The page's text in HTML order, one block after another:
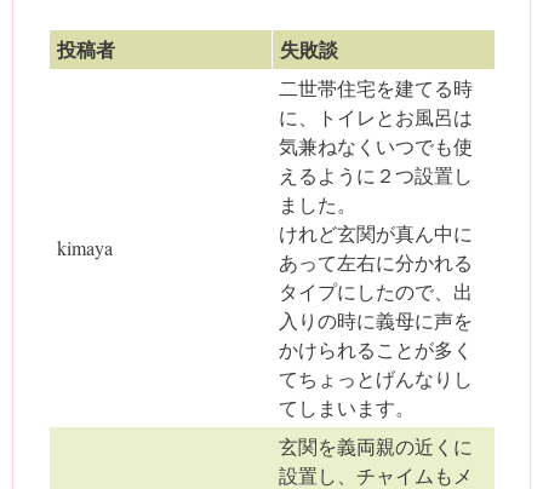
投稿者 失敗談
kimaya
二世帯住宅を建てる時
に、トイレとお風呂は
気兼ねなくいつでも使
えるように２つ設置し
ました。
けれど玄関が真ん中に
あって左右に分かれる
タイプにしたので、出
入りの時に義母に声を
かけられることが多く
てちょっとげんなりし
てしまいます。
玄関を義両親の近くに
設置し、チャイムもメ